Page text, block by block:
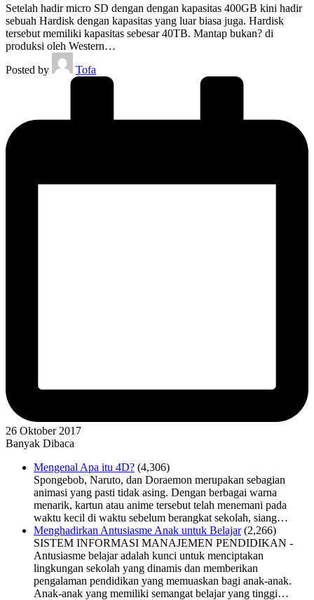
Setelah hadir micro SD dengan dengan kapasitas 400GB kini hadir
sebuah Hardisk dengan kapasitas yang luar biasa juga. Hardisk
tersebut memiliki kapasitas sebesar 40TB. Mantap bukan? di
produksi oleh Western…
Posted by
Tofa
26 Oktober 2017
Banyak Dibaca
Mengenal Apa itu 4D? (4,306)
Spongebob, Naruto, dan Doraemon merupakan sebagian
animasi yang pasti tidak asing. Dengan berbagai warna
menarik, kartun atau anime tersebut telah menemani pada
waktu kecil di waktu sebelum berangkat sekolah, siang…
Menghadirkan Antusiasme Anak untuk Belajar (2,266)
SISTEM INFORMASI MANAJEMEN PENDIDIKAN -
Antusiasme belajar adalah kunci untuk menciptakan
lingkungan sekolah yang dinamis dan memberikan
pengalaman pendidikan yang memuaskan bagi anak-anak.
Anak-anak yang memiliki semangat belajar yang tinggi…